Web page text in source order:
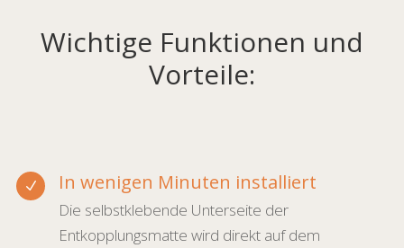
Wichtige Funktionen und
Vorteile:
N In wenigen Minuten installiert
Die selbstklebende Unterseite der
Entkopplungsmatte wird direkt auf dem